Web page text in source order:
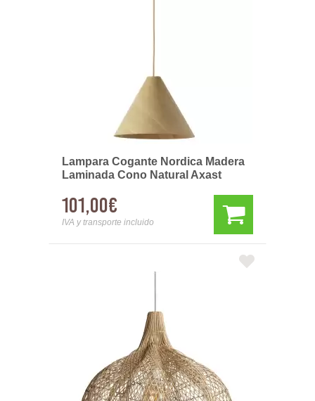
Lampara Cogante Nordica Madera
Laminada Cono Natural Axast
101,00€
IVA y transporte incluido